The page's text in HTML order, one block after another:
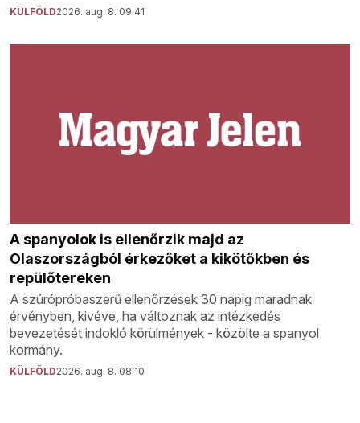
KÜLFÖLD2026. aug. 8. 09:41
A spanyolok is ellenőrzik majd az
Olaszországból érkezőket a kikötőkben és
repülőtereken
A szúrópróbaszerű ellenőrzések 30 napig maradnak
érvényben, kivéve, ha változnak az intézkedés
bevezetését indokló körülmények - közölte a spanyol
kormány.
KÜLFÖLD2026. aug. 8. 08:10